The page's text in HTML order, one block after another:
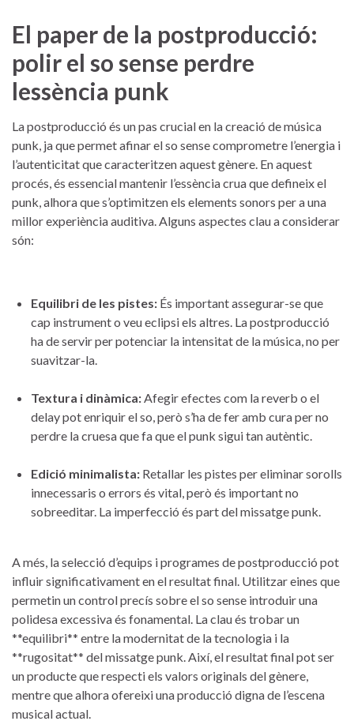
El paper de la postproducció:
⁣polir el so sense perdre
lessència punk
La postproducció és un ⁤pas crucial en la ⁤creació de música
punk, ja que permet⁣ afinar el‍ so sense comprometre l’energia ‍i
l’autenticitat ⁢que caracteritzen aquest ⁤gènere. En ‌aquest ​
procés, ‌és essencial mantenir l’essència crua que defineix el⁢
punk, alhora que s’optimitzen ⁣els elements ⁢sonors‍ per a una
millor experiència auditiva. Alguns aspectes clau a considerar
són:
Equilibri de ⁢les pistes: És important assegurar-se que
cap instrument‍ o veu eclipsi els altres. La postproducció
ha de servir per potenciar la intensitat⁢ de la música, no‍ per
suavitzar-la.
Textura i dinàmica:​Afegir efectes com la reverb o ⁣el
delay ⁢pot enriquir el so, però s’ha de fer amb cura per no
perdre la​ cruesa‌ que fa⁣ que ⁢el punk sigui⁤ tan ​autèntic.
Edició minimalista: Retallar les pistes ‌per eliminar sorolls
innecessaris o errors ⁣és vital, però és important no
sobreeditar. La⁢ imperfecció és part del missatge ‍punk.
A més,⁤ la selecció d’equips i‌ programes⁣ de postproducció‍ pot
influir significativament en‍ el resultat final. Utilitzar eines que
permetin un control precís sobre el so sense introduir una
polidesa⁢ excessiva és fonamental. La clau⁢ és trobar un
**equilibri** entre‍ la‌ modernitat‌ de⁤ la tecnologia‌ i la
**rugositat** ‍del missatge punk. Així, el resultat final pot ser
un producte que respecti els valors originals del gènere,
⁣mentre que alhora ofereixi una producció‍ digna de l’escena
musical⁤ actual.